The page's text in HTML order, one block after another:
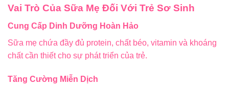
Vai Trò Của Sữa Mẹ Đối Với Trẻ Sơ Sinh
Cung Cấp Dinh Dưỡng Hoàn Hảo
Sữa mẹ chứa đầy đủ protein, chất béo, vitamin và khoáng
chất cần thiết cho sự phát triển của trẻ.
Tăng Cường Miễn Dịch